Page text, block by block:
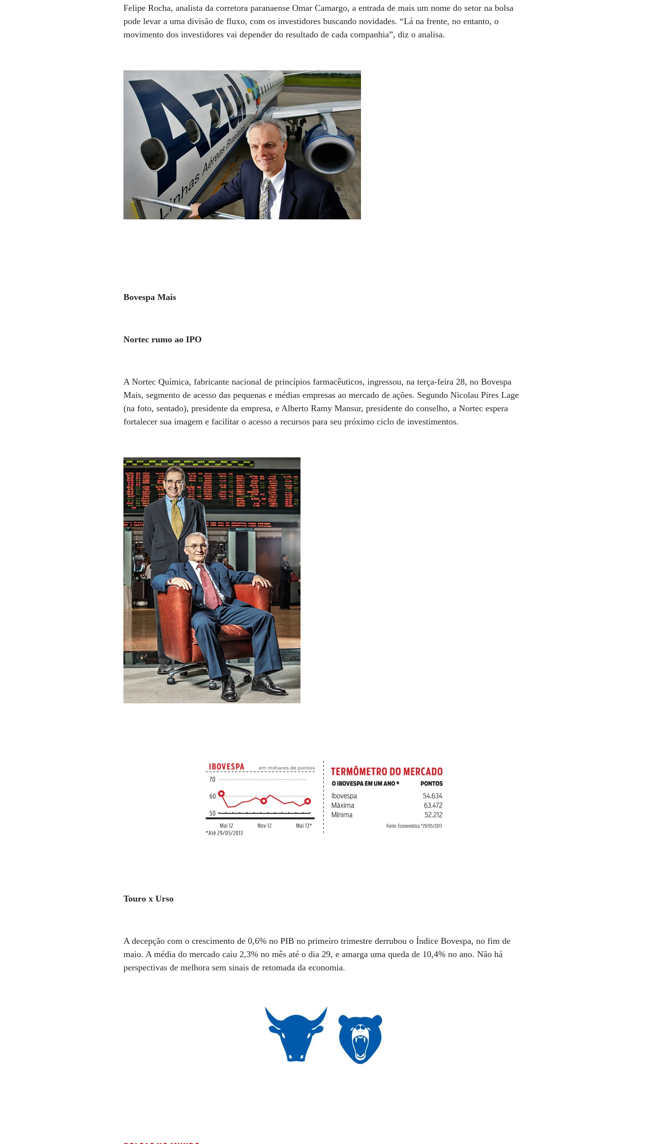
Felipe Rocha, analista da corretora paranaense Omar Camargo, a entrada de mais um nome do setor na bolsa
pode levar a uma divisão de fluxo, com os investidores buscando novidades. “Lá na frente, no entanto, o
movimento dos investidores vai depender do resultado de cada companhia”, diz o analisa.
Bovespa Mais
Nortec rumo ao IPO
A Nortec Química, fabricante nacional de princípios farmacêuticos, ingressou, na terça-feira 28, no Bovespa
Mais, segmento de acesso das pequenas e médias empresas ao mercado de ações. Segundo Nicolau Pires Lage
(na foto, sentado), presidente da empresa, e Alberto Ramy Mansur, presidente do conselho, a Nortec espera
fortalecer sua imagem e facilitar o acesso a recursos para seu próximo ciclo de investimentos.
Touro x Urso
A decepção com o crescimento de 0,6% no PIB no primeiro trimestre derrubou o Índice Bovespa, no fim de
maio. A média do mercado caiu 2,3% no mês até o dia 29, e amarga uma queda de 10,4% no ano. Não há
perspectivas de melhora sem sinais de retomada da economia.